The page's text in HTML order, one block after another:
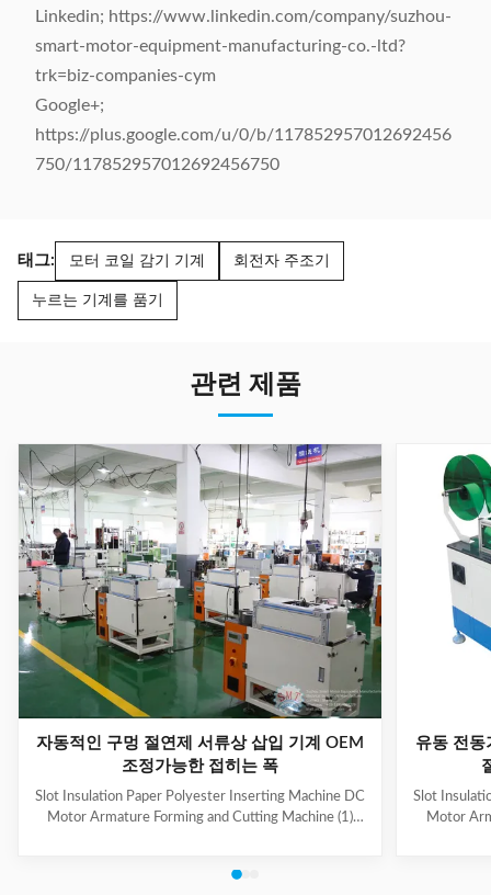
Linkedin; https://www.linkedin.com/company/suzhou-
smart-motor-equipment-manufacturing-co.-ltd?
trk=biz-companies-cym
Google+;
https://plus.google.com/u/0/b/117852957012692456
750/117852957012692456750
태그: 모터 코일 감기 기계 회전자 주조기
누르는 기계를 품기
관련 제품
자동적인 구멍 절연제 서류상 삽입 기계 OEM
조정가능한 접히는 폭
Slot Insulation Paper Polyester Inserting Machine DC
Motor Armature Forming and Cutting Machine (1)
thickness 0.15~0.35mm Feeding length 10~200mm
유동 전동
Slot
Motor